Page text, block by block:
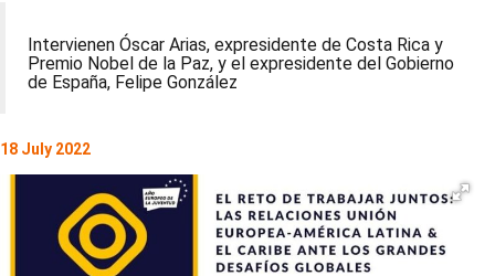
Intervienen Óscar Arias, expresidente de Costa Rica y
Premio Nobel de la Paz, y el expresidente del Gobierno
de España, Felipe González
18 July 2022